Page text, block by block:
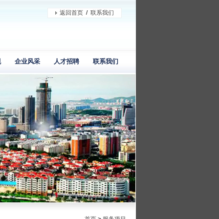
返回首页/ 联系我们
企业风采 人才招聘 联系我们